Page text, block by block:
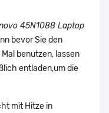
45N1088 Laptop
bevor Sie den
benutzen, lassen
entladen,um die
mit Hitze in